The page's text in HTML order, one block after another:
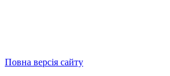
Повна версія сайту